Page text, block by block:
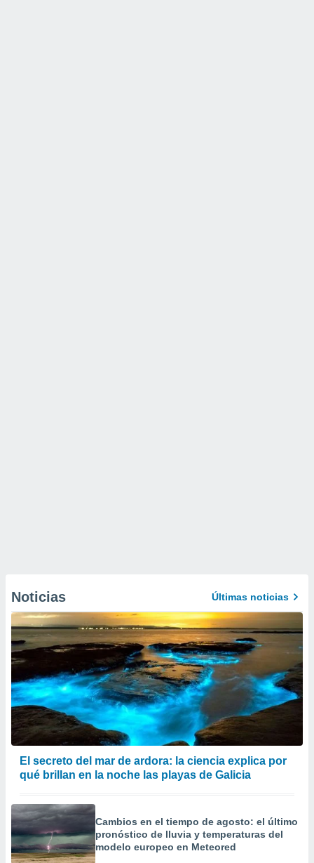
Noticias Últimas noticias
El secreto del mar de ardora: la ciencia explica por
qué brillan en la noche las playas de Galicia
Cambios en el tiempo de agosto: el último
pronóstico de lluvia y temperaturas del
modelo europeo en Meteored